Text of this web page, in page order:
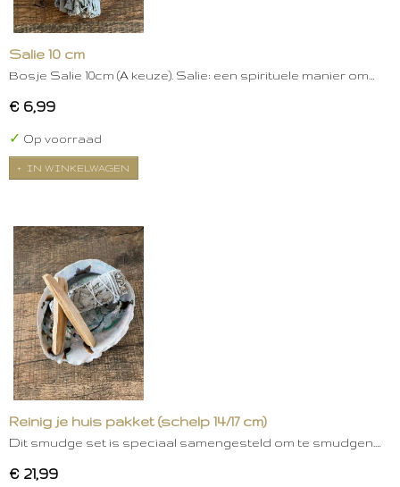
Salie 10 cm
Bosje Salie 10cm (A keuze). Salie: een spirituele manier om…
€ 6,99
✓ Op voorraad
IN WINKELWAGEN
Reinig je huis pakket (schelp 14/17 cm)
Dit smudge set is speciaal samengesteld om te smudgen.…
€ 21,99